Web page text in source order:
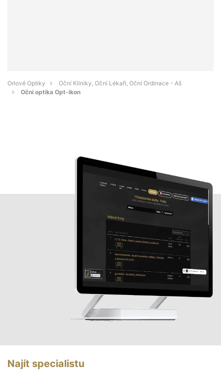
Orlové Optiky
Oční Kliniky, Oční Lékaři, Oční Ordinace - Aš
Oční optika Opt-ikon
Najít specialistu